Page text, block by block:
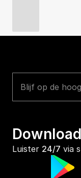
Luister 24/7 via